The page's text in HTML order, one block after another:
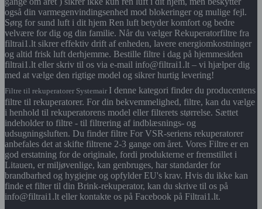
også din varmegenvindingsenhed mod blokeringer og mulige fejl.
Sørg for sund luft i dit hjem Ren luft betyder komfort og bedre
velvære for dig og din familie. Når du vælger Rekuperatorfiltre fra
filtrai1.lt sikrer effektiv drift af enheden, lavere energiomkostninger
og altid frisk luft derhjemme. Bestille filtre i dag på hjemmesiden
filtrai1.lt eller skriv til os via e-mail info@filtrai1.lt – vi hjælper dig
med at vælge den rigtige model og sikrer hurtig levering!
Filtre til rekuperatorer Systemair I denne kategori finder du producentens
filtre til rekuperatorer. For din bekvemmelighed, filtre, kan du vælge
i henhold til rekuperatorens model eller filterets størrelse. Sættet
indeholder to filtre - til filtrering af indblæsnings- og
udsugningsluften. Du finder filtre For VSR-seriens rekuperatorer
anbefales det at skifte filtrene 2-3 gange om året. Vores Filtre er en
god erstatning for de originale, fordi produkterne er fremstillet i
Litauen, er miljøvenlige, kan genbruges, har standarder for
brandbarhed og hygiejne og opfylder EU's krav. Hvis du ikke kan
finde et filter til din Brink-rekuperator, kan du skrive til os på
info@filtrai1.lt eller kontakte os på Facebook på Filtrai1.lt.